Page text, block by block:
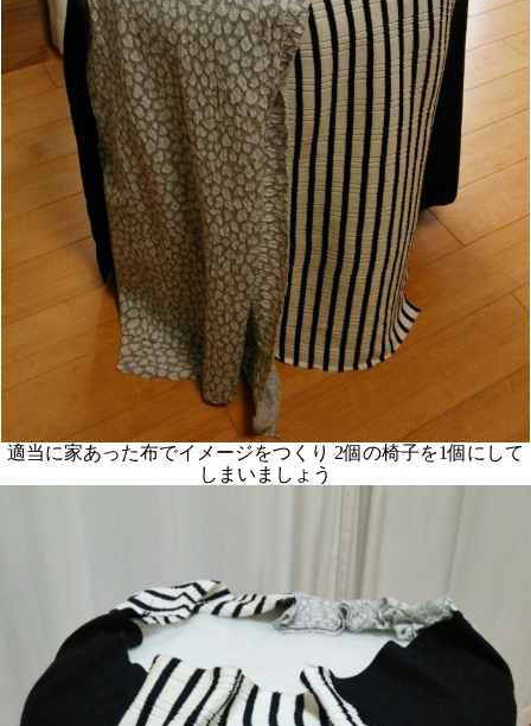
適当に家あった布でイメージをつくり 2個の椅子を1個にして
しまいましょう